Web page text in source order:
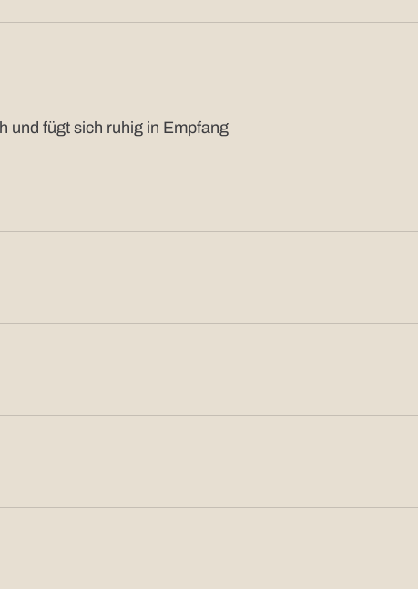
und fügt sich ruhig in Empfang